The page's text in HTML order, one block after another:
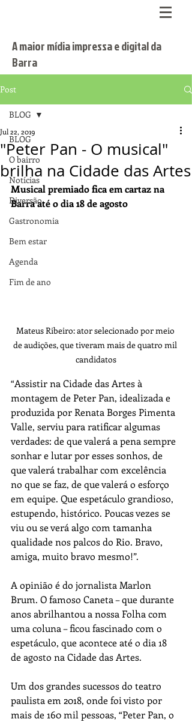
A maior mídia impressa e digital da
Barra
Post
BLOG
O bairro
Notícias
Diversão
Gastronomia
Bem estar
Agenda
Fim de ano
BLOG
"Peter Pan - O musical"
brilha na Cidade das Artes
Jul 22, 2019
Musical premiado fica em cartaz na
Barra até o dia 18 de agosto
Mateus Ribeiro: ator selecionado por meio
de audições, que tiveram mais de quatro mil
candidatos
“Assistir na Cidade das Artes à
montagem de Peter Pan, idealizada e
produzida por Renata Borges Pimenta
Valle, serviu para ratificar algumas
verdades: de que valerá a pena sempre
sonhar e lutar por esses sonhos, de
que valerá trabalhar com excelência
no que se faz, de que valerá o esforço
em equipe. Que espetáculo grandioso,
estupendo, histórico. Poucas vezes se
viu ou se verá algo com tamanha
qualidade nos palcos do Rio. Bravo,
amiga, muito bravo mesmo!”.
A opinião é do jornalista Marlon
Brum. O famoso Caneta – que durante
anos abrilhantou a nossa Folha com
uma coluna – ficou fascinado com o
espetáculo, que acontece até o dia 18
de agosto na Cidade das Artes.
Um dos grandes sucessos do teatro
paulista em 2018, onde foi visto por
mais de 160 mil pessoas, “Peter Pan, o